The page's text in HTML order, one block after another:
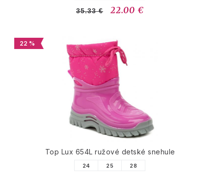
35.33 € 22.00 €
22 %
Top Lux 654L ružové detské snehule
24 25 28